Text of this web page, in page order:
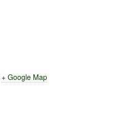
+ Google Map